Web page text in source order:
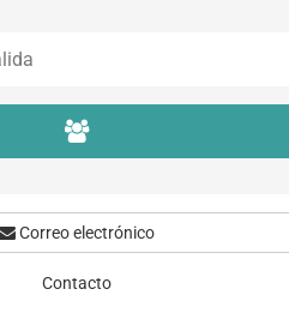
Correo electrónico
Contacto